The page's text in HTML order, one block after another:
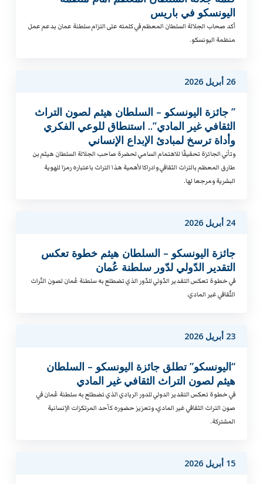
اليونسكو في باريس
أكد صحاب الجلالة السلطان المعظم في كلمته على التزام سلطنة عمان بدعم عمل
منظمة اليونسكو.
26 أبريل 2026
” جائزة اليونسكو – السلطان هيثم لصون التراث
الثقافي غير المادي”.. استنطاق للوعي الفكري
وأداة ترسخ لمبادئ الإبداع الإنساني
وتأتي الجائزة تحقيقًا للاهتمام السامي لحضرة صاحب الجلالة السلطان هيثم بن
طارق المعظم بالتراث الثقافي وادراكا لأهمية هذا التراث باعتباره رمزا للهوية
البشرية ومرجعا لها.
24 أبريل 2026
جائزة اليونسكو – السلطان هيثم خطوة تعكس
التقدير الدّولي لدّور سلطنة عُمان
في خطوة تعكس التقدير الدّولي للدّور الذي تضطلع به سلطنة عُمان لصون التّراث
الثّقافي غير المادي.
23 أبريل 2026
“اليونسكو” تطلق جائزة اليونسكو – السلطان
هيثم لصون التراث الثقافي غير المادي
في خطوة تعكس التقدير الدولي للدور الريادي الذي تضطلع به سلطنة عُمان في
صون التراث الثقافي غير المادي، وتعزيز حضوره كأحد المرتكزات الإنسانية
المشتركة.
15 أبريل 2026